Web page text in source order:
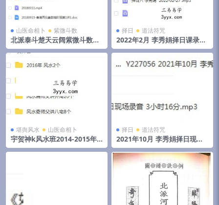
山医命相卜 紫微斗数
北派泰斗楚天云阔紫微斗数自
化高级班课程视频+录音+资料
择日 道法符咒
2022年2月 李秀娟择日课录音
和物品丢失怎么找
堪舆风水 山医命相卜
宇贺神k风水班2014-2015年
初文字记录.pdf 夸克网盘下载
择日 道法符咒
2021年10月 李秀娟择日现场
录音 3小时16分